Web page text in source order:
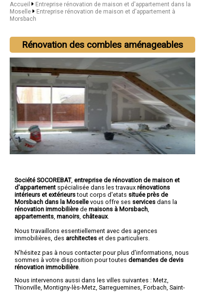
Accueil
Entreprise rénovation de maison et d'appartement dans la
Moselle
Entreprise rénovation de maison et d'appartement à
Morsbach
Rénovation des combles aménageables
Société SOCOREBAT, entreprise de rénovation de maison et
d'appartement spécialisée dans les travaux rénovations
intérieurs et extérieurstout corps d'etats située près de
Morsbach dans la Moselle vous offre ses services dans la
rénovation immobilière de maisons à Morsbach
appartements manoirs châteaux.
Nous travaillons essentiellement avec des agences
immobilières, des architectes et des particuliers.
N'hésitez pas à nous contacter pour plus d'informations, nous
sommes à votre disposition pour toutes demandes de devis
rénovation immobilière
Nous intervenons aussi dans les villes suivantes : Metz,
Thionville, Montigny-lès-Metz, Sarreguemines, Forbach, Saint-